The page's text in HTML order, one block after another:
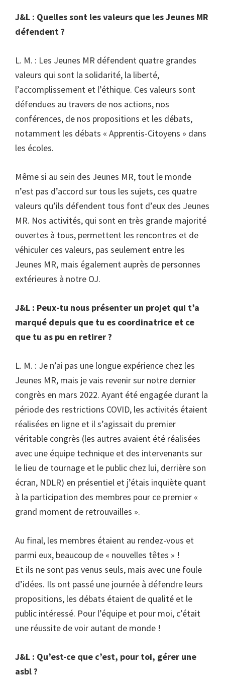
J&L : Quelles sont les valeurs que les Jeunes MR
défendent ?
L. M. : Les Jeunes MR défendent quatre grandes
valeurs qui sont la solidarité, la liberté,
l’accomplissement et l’éthique. Ces valeurs sont
défendues au travers de nos actions, nos
conférences, de nos propositions et les débats,
notamment les débats « Apprentis-Citoyens » dans
les écoles.
Même si au sein des Jeunes MR, tout le monde
n’est pas d’accord sur tous les sujets, ces quatre
valeurs qu’ils défendent tous font d’eux des Jeunes
MR. Nos activités, qui sont en très grande majorité
ouvertes à tous, permettent les rencontres et de
véhiculer ces valeurs, pas seulement entre les
Jeunes MR, mais également auprès de personnes
extérieures à notre OJ.
J&L : Peux-tu nous présenter un projet qui t’a
marqué depuis que tu es coordinatrice et ce
que tu as pu en retirer ?
L. M. : Je n’ai pas une longue expérience chez les
Jeunes MR, mais je vais revenir sur notre dernier
congrès en mars 2022. Ayant été engagée durant la
période des restrictions COVID, les activités étaient
réalisées en ligne et il s’agissait du premier
véritable congrès (les autres avaient été réalisées
avec une équipe technique et des intervenants sur
le lieu de tournage et le public chez lui, derrière son
écran, NDLR) en présentiel et j’étais inquiète quant
à la participation des membres pour ce premier «
grand moment de retrouvailles ».
Au final, les membres étaient au rendez-vous et
parmi eux, beaucoup de « nouvelles têtes » !
Et ils ne sont pas venus seuls, mais avec une foule
d’idées. Ils ont passé une journée à défendre leurs
propositions, les débats étaient de qualité et le
public intéressé. Pour l’équipe et pour moi, c’était
une réussite de voir autant de monde !
J&L : Qu’est-ce que c’est, pour toi, gérer une
asbl ?